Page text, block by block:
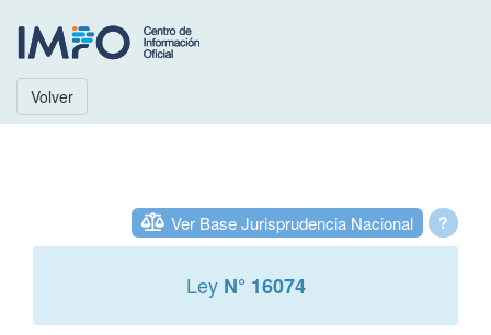
Volver
?
Ver Base Jurisprudencia Nacional
Ley N° 16074